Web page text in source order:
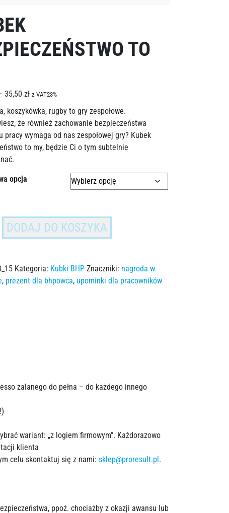
TO
35,50 zł z VAT23%
koszykówka, rugby to gry zespołowe.
że również zachowanie bezpieczeństwa
pracy wymaga od nas zespołowej gry? Kubek
to my, będzie Ci o tym subtelnie
opcja
DODAJ DO KOSZYKA
Kategoria: Kubki BHP Znaczniki: nagroda w
, prezent dla bhpowca, upominki dla pracowników
zalanego do pełna – do każdego innego
wariant: „z logiem firmowym”. Każdorazowo
klienta
celu skontaktuj się z nami: sklep@proresult.pl.
ppoż. chociażby z okazji awansu lub